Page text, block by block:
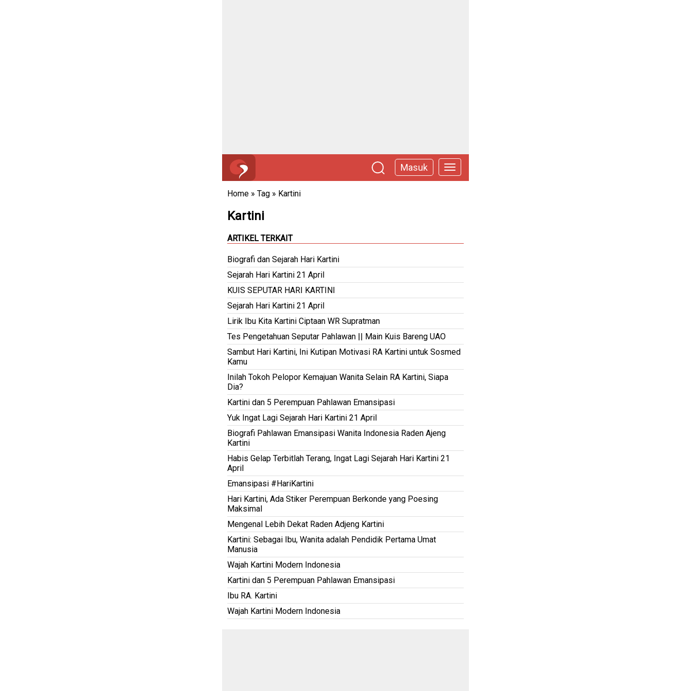
Masuk
Home » Tag » Kartini
Kartini
ARTIKEL TERKAIT
Biografi dan Sejarah Hari Kartini
Sejarah Hari Kartini 21 April
KUIS SEPUTAR HARI KARTINI
Sejarah Hari Kartini 21 April
Lirik Ibu Kita Kartini Ciptaan WR Supratman
Tes Pengetahuan Seputar Pahlawan || Main Kuis Bareng UAO
Sambut Hari Kartini, Ini Kutipan Motivasi RA Kartini untuk Sosmed
Kamu
Inilah Tokoh Pelopor Kemajuan Wanita Selain RA Kartini, Siapa
Dia?
Kartini dan 5 Perempuan Pahlawan Emansipasi
Yuk Ingat Lagi Sejarah Hari Kartini 21 April
Biografi Pahlawan Emansipasi Wanita Indonesia Raden Ajeng
Kartini
Habis Gelap Terbitlah Terang, Ingat Lagi Sejarah Hari Kartini 21
April
Emansipasi #HariKartini
Hari Kartini, Ada Stiker Perempuan Berkonde yang Poesing
Maksimal
Mengenal Lebih Dekat Raden Adjeng Kartini
Kartini: Sebagai Ibu, Wanita adalah Pendidik Pertama Umat
Manusia
Wajah Kartini Modern Indonesia
Kartini dan 5 Perempuan Pahlawan Emansipasi
Ibu RA. Kartini
Wajah Kartini Modern Indonesia